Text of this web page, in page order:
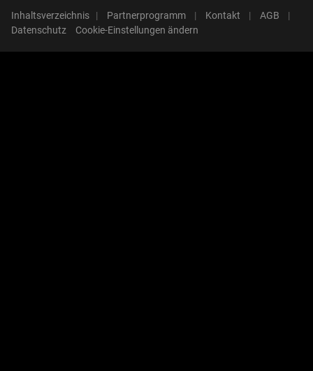
Inhaltsverzeichnis | Partnerprogramm | Kontakt | AGB |
Datenschutz
Cookie-Einstellungen ändern